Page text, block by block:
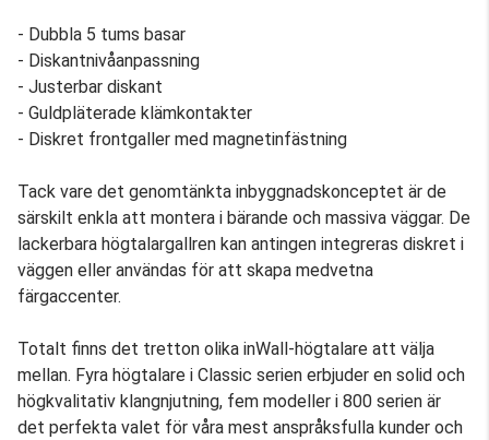
- Dubbla 5 tums basar
- Diskantnivåanpassning
- Justerbar diskant
- Guldpläterade klämkontakter
- Diskret frontgaller med magnetinfästning
Tack vare det genomtänkta inbyggnadskonceptet är de
särskilt enkla att montera i bärande och massiva väggar. De
lackerbara högtalargallren kan antingen integreras diskret i
väggen eller användas för att skapa medvetna
färgaccenter.
Totalt finns det tretton olika inWall-högtalare att välja
mellan. Fyra högtalare i Classic serien erbjuder en solid och
högkvalitativ klangnjutning, fem modeller i 800 serien är
det perfekta valet för våra mest anspråksfulla kunder och